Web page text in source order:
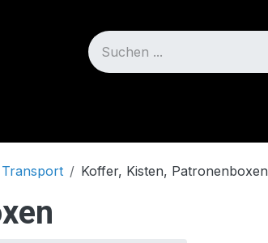
Koffer, Kisten, Patronenboxen